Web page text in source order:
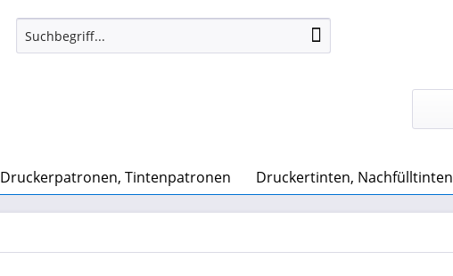
Druckerpatronen, Tintenpatronen Druckertinten, Nachfülltinten